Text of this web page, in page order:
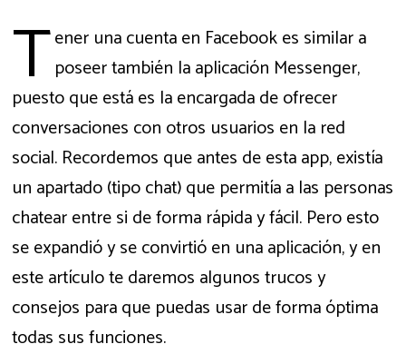
Tener una cuenta en Facebook es similar a
poseer también la aplicación Messenger,
puesto que está es la encargada de ofrecer
conversaciones con otros usuarios en la red
social. Recordemos que antes de esta app, existía
un apartado (tipo chat) que permitía a las personas
chatear entre si de forma rápida y fácil. Pero esto
se expandió y se convirtió en una aplicación, y en
este artículo te daremos algunos trucos y
consejos para que puedas usar de forma óptima
todas sus funciones.